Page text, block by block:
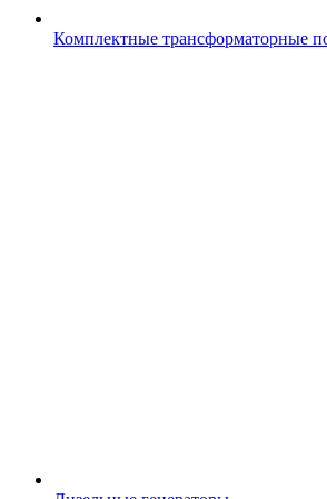
Комплектные трансформаторные